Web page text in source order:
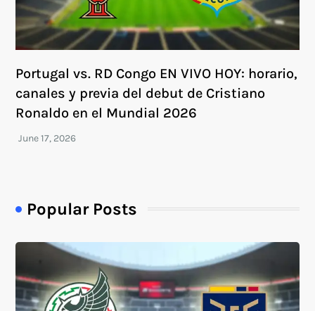
Portugal vs. RD Congo EN VIVO HOY: horario,
canales y previa del debut de Cristiano
Ronaldo en el Mundial 2026
Popular Posts